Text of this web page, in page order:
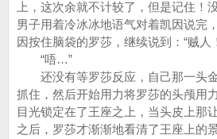
上，这次余就不计较了，但是记住！
男子用着冷冰冰地语气对着凯因说完
因按住脑袋的罗莎，继续说到：“贼人
“唔…”
还没有等罗莎反应，自己那一头
抓住，然后开始用力将罗莎的头颅用
目光锁定在了王座之上，当头皮上那
之后，罗莎才渐渐地看清了王座上的